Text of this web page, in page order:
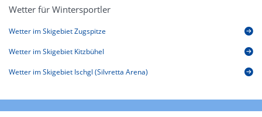
Wetter für Wintersportler
Wetter im Skigebiet Zugspitze
Wetter im Skigebiet Kitzbühel
Wetter im Skigebiet Ischgl (Silvretta Arena)